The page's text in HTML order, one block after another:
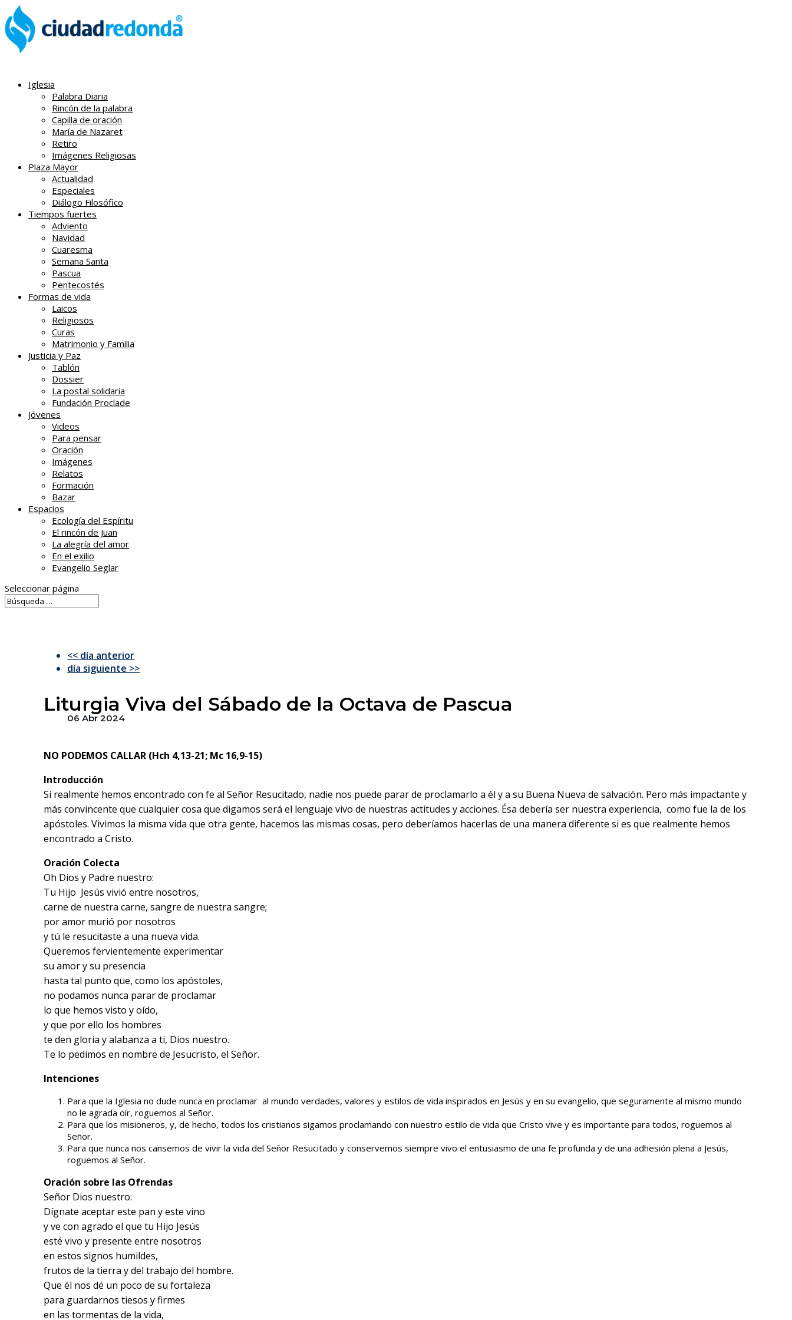
Iglesia
Palabra Diaria
Rincón de la palabra
Capilla de oración
María de Nazaret
Retiro
Imágenes Religiosas
Plaza Mayor
Actualidad
Especiales
Diálogo Filosófico
Tiempos fuertes
Adviento
Navidad
Cuaresma
Semana Santa
Pascua
Pentecostés
Formas de vida
Laicos
Religiosos
Curas
Matrimonio y Familia
Justicia y Paz
Tablón
Dossier
La postal solidaria
Fundación Proclade
Jóvenes
Videos
Para pensar
Oración
Imágenes
Relatos
Formación
Bazar
Espacios
Ecología del Espíritu
El rincón de Juan
La alegría del amor
En el exilio
Evangelio Seglar
Seleccionar página
<< día anterior
día siguiente >>
Liturgia Viva del Sábado de la Octava de Pascua
06 Abr 2024
NO PODEMOS CALLAR (Hch 4,13-21; Mc 16,9-15)
Introducción
Si realmente hemos encontrado con fe al Señor Resucitado, nadie nos puede parar de proclamarlo a él y a su Buena Nueva de salvación. Pero más impactante y
más convincente que cualquier cosa que digamos será el lenguaje vivo de nuestras actitudes y acciones. Ésa debería ser nuestra experiencia, como fue la de los
apóstoles. Vivimos la misma vida que otra gente, hacemos las mismas cosas, pero deberíamos hacerlas de una manera diferente si es que realmente hemos
encontrado a Cristo.
Oración Colecta
Oh Dios y Padre nuestro:
Tu Hijo Jesús vivió entre nosotros,
carne de nuestra carne, sangre de nuestra sangre;
por amor murió por nosotros
y tú le resucitaste a una nueva vida.
Queremos fervientemente experimentar
su amor y su presencia
hasta tal punto que, como los apóstoles,
no podamos nunca parar de proclamar
lo que hemos visto y oído,
y que por ello los hombres
te den gloria y alabanza a ti, Dios nuestro.
Te lo pedimos en nombre de Jesucristo, el Señor.
Intenciones
Para que la Iglesia no dude nunca en proclamar al mundo verdades, valores y estilos de vida inspirados en Jesús y en su evangelio, que seguramente al mismo mundo
no le agrada oír, roguemos al Señor.
Para que los misioneros, y, de hecho, todos los cristianos sigamos proclamando con nuestro estilo de vida que Cristo vive y es importante para todos, roguemos al
Señor.
Para que nunca nos cansemos de vivir la vida del Señor Resucitado y conservemos siempre vivo el entusiasmo de una fe profunda y de una adhesión plena a Jesús,
roguemos al Señor.
Oración sobre las Ofrendas
Señor Dios nuestro:
Dígnate aceptar este pan y este vino
y ve con agrado el que tu Hijo Jesús
esté vivo y presente entre nosotros
en estos signos humildes,
frutos de la tierra y del trabajo del hombre.
Que él nos dé un poco de su fortaleza
para guardarnos tiesos y firmes
en las tormentas de la vida,